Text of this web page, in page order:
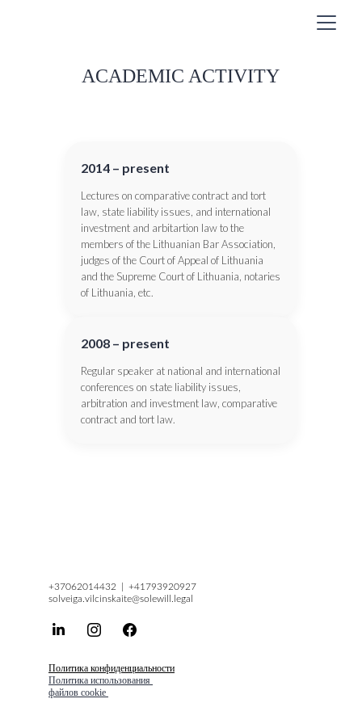
ACADEMIC ACTIVITY
+37062014432  |  +41793920927
solveiga.vilcinskaite@solewill.legal
Политика конфиденциальности
Политика использования
файлов cookie